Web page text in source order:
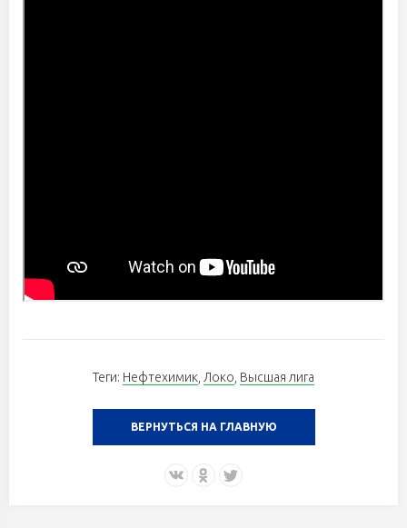
Теги: Нефтехимик Локо Высшая лига
ВЕРНУТЬСЯ НА ГЛАВНУЮ